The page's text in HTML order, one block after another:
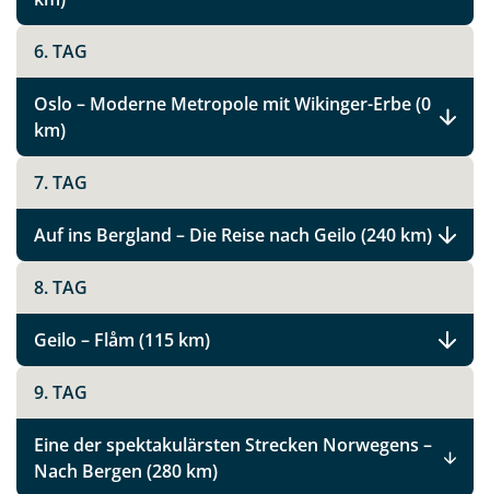
Teile diese Reise
Königreiche des Nordens
6. TAG
Oslo – Moderne Metropole mit Wikinger-Erbe (0
km)
7. TAG
Auf ins Bergland – Die Reise nach Geilo (240 km)
8. TAG
Geilo – Flåm (115 km)
9. TAG
Eine der spektakulärsten Strecken Norwegens –
Nach Bergen (280 km)